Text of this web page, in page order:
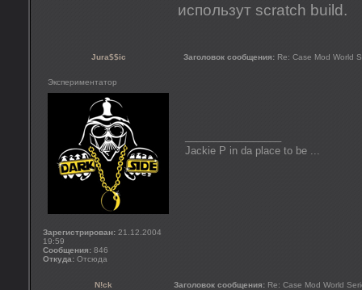
использут scratch build.
Jura$$ic Заголовок сообщения: Re: Case Mod World
Экспериментатор
Зарегистрирован: 21.12.2004
19:59
Сообщения: 846
Откуда: Отсюда
Jackie P in da place to be ...
N!ck Заголовок сообщения: Re: Case Mod World